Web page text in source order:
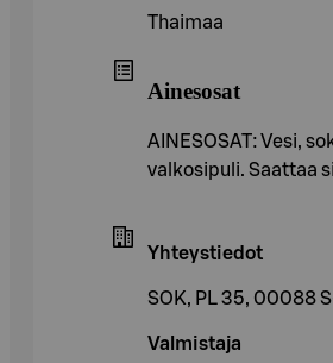
Thaimaa
Ainesosat
AINESOSAT: Vesi,
valkosipuli. Saattaa
Yhteystiedot
SOK, PL 35, 00088
Valmistaja